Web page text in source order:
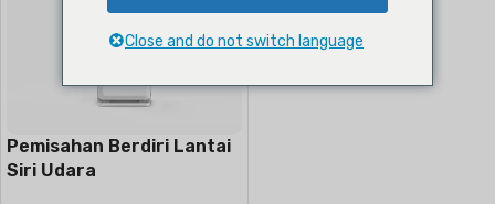
Pemisahan Berdiri Lantai
Siri Udara
Close and do not switch language